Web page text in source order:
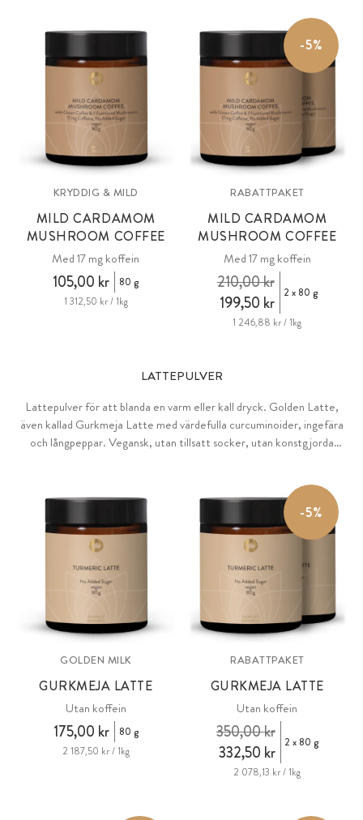
KRYDDIG & MILD
MILD CARDAMOM
MUSHROOM COFFEE
Med 17 mg koffein
105,00 kr
80 g
1 312,50 kr / 1kg
-5%
RABATTPAKET
MILD CARDAMOM
MUSHROOM COFFEE
Med 17 mg koffein
199,50 kr
210,00 kr 2 x 80 g
1 246,88 kr / 1kg
LATTEPULVER
Lattepulver för att blanda en varm eller kall dryck. Golden Latte,
även kallad Gurkmeja Latte med värdefulla curcuminoider, ingefära
och långpeppar. Vegansk, utan tillsatt socker, utan konstgjorda
GOLDEN MILK
GURKMEJA LATTE
Utan koffein
175,00 kr
80 g
2 187,50 kr / 1kg
-5%
RABATTPAKET
GURKMEJA LATTE
Utan koffein
332,50 kr
350,00 kr 2 x 80 g
2 078,13 kr / 1kg